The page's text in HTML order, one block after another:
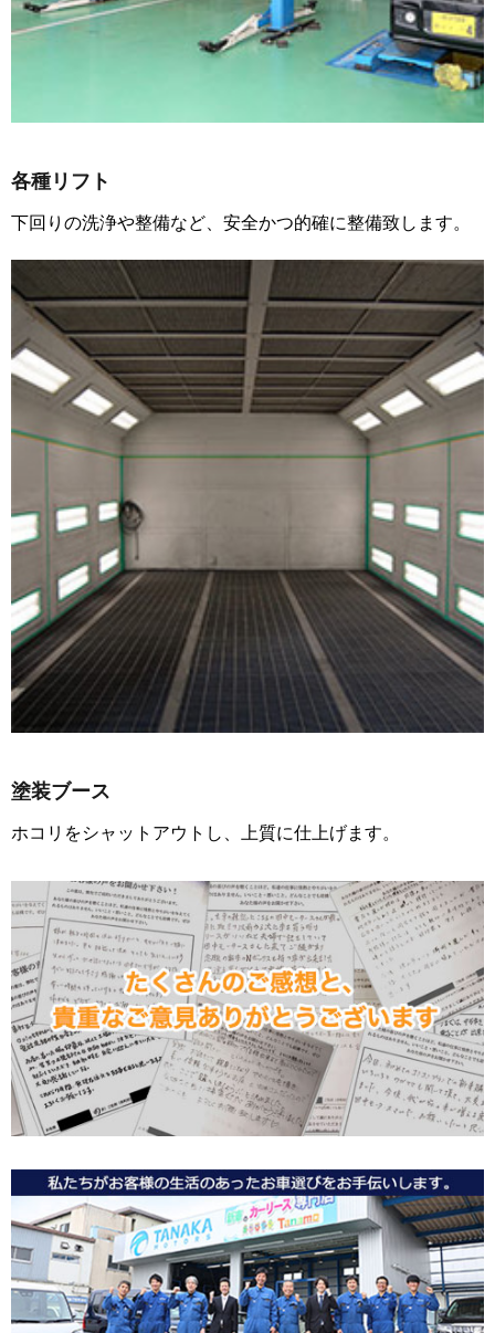
各種リフト
下回りの洗浄や整備など、安全かつ的確に整備致します。
塗装ブース
ホコリをシャットアウトし、上質に仕上げます。